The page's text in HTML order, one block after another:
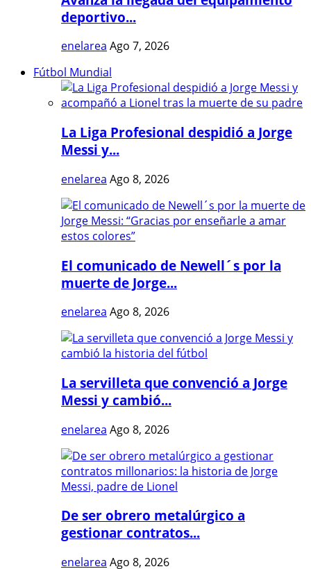
deportivo...
enelarea Ago 7, 2026
Fútbol Mundial
La Liga Profesional despidió a Jorge
Messi y...
enelarea Ago 8, 2026
El comunicado de Newell´s por la
muerte de Jorge...
enelarea Ago 8, 2026
La servilleta que convenció a Jorge
Messi y cambió...
enelarea Ago 8, 2026
De ser obrero metalúrgico a
gestionar contratos...
enelarea Ago 8, 2026